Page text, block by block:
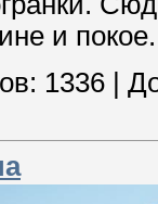
и покое.
1336